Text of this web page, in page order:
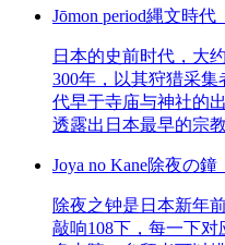
Jōmon period縄文時代
日本的史前时代，大
300年，以其狩猎采
代早于寺庙与神社的
透露出日本最早的宗
Joya no Kane除夜の鐘
除夜之钟是日本新年
敲响108下，每一下